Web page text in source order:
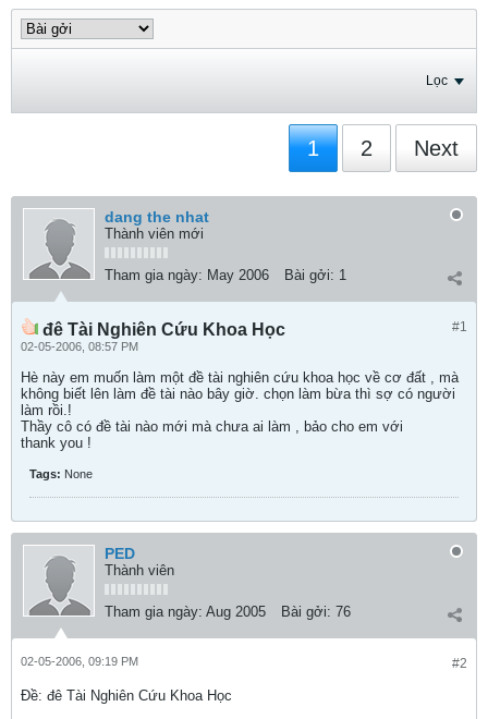
Lọc
1 2 Next
dang the nhat
Thành viên mới
Tham gia ngày: May 2006 Bài gởi: 1
#1
đê Tài Nghiên Cứu Khoa Học
02-05-2006, 08:57 PM
Hè này em muốn làm một đề tài nghiên cứu khoa học về cơ đất , mà
không biết lên làm đề tài nào bây giờ. chọn làm bừa thì sợ có người
làm rồi.!
Thầy cô có đề tài nào mới mà chưa ai làm , bảo cho em với
thank you !
Tags: None
PED
Thành viên
Tham gia ngày: Aug 2005 Bài gởi: 76
#2
02-05-2006, 09:19 PM
Ðề: đê Tài Nghiên Cứu Khoa Học